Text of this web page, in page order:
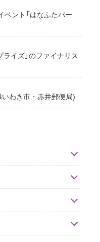
ント「はなふたパー
イズ」のファイナリス
わき市・赤井郵便局)